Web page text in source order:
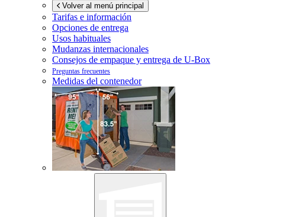
Volver al menú principal
Tarifas e información
Opciones de entrega
Usos habituales
Mudanzas internacionales
Consejos de empaque y entrega de U-Box
Preguntas frecuentes
Medidas del contenedor